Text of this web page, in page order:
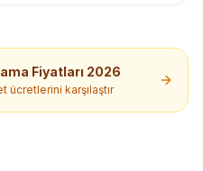
Fiyatları 2026
karşılaştır